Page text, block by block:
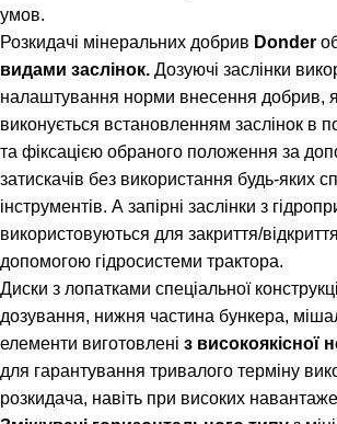
умов.
Розкидачі мінеральних добрив Donder
видами заслінок. Дозуючі заслінки
налаштування норми внесення добрив,
виконується встановленням заслінок в
та фіксацією обраного положення за
затискачів без використання будь-яких
інструментів. А запірні заслінки з
використовуються для закриття/
допомогою гідросистеми трактора.
Диски з лопатками спеціальної
дозування, нижня частина бункера,
елементи виготовлені з високоякісної
для гарантування тривалого терміну
розкидача, навіть при високих